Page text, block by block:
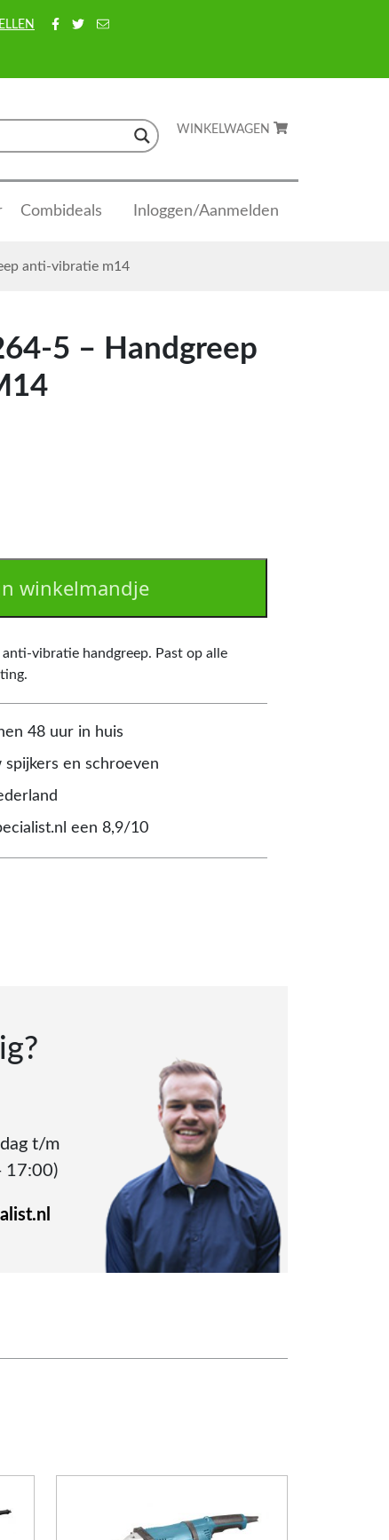
WINKELWAGEN
Combideals Inloggen/Aanmelden
anti-vibratie m14
5 – Handgreep
winkelmandje
vibratie handgreep. Past op alle
48 uur in huis
en schroeven
een 8,9/10
t/m
17:00)